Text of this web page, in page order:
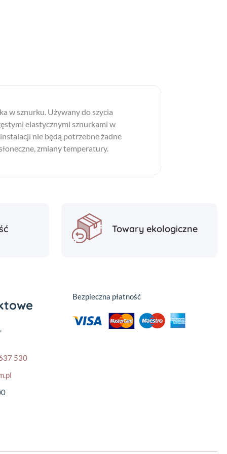
w sznurku. Używany do szycia
elastycznymi sznurkami w
nie będą potrzebne żadne
zmiany temperatury.
Towary ekologiczne
530
Bezpieczna płatność